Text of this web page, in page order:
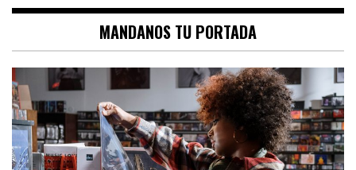
MANDANOS TU PORTADA